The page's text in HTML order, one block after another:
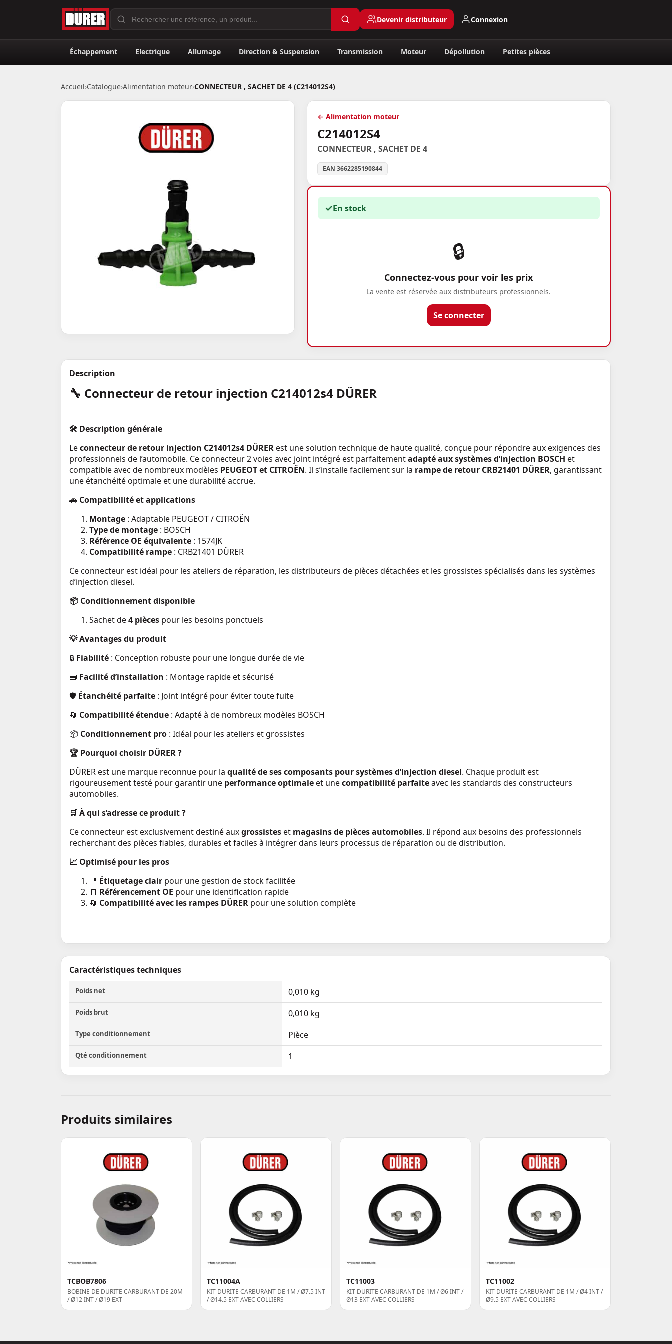
Devenir distributeur Connexion
Échappement Electrique Allumage Direction & Suspension Transmission Moteur Dépollution Petites pièces
Accueil›Catalogue›Alimentation moteur›CONNECTEUR , SACHET DE 4 (C214012S4)
← Alimentation moteur
C214012S4
CONNECTEUR , SACHET DE 4
EAN 3662285190844
✓En stock
🔒
Connectez-vous pour voir les prix
La vente est réservée aux distributeurs professionnels.
Se connecter
Description
🔧 Connecteur de retour injection C214012s4 DÜRER
🛠️ Description générale
Leconnecteur de retour injection C214012s4 DÜRERest une solution technique de haute qualité, conçue pour répondre aux exigences des
professionnels de l’automobile. Ce connecteur 2 voies avec joint intégré est parfaitementadapté aux systèmes d’injection BOSCH et
compatible avec de nombreux modèles PEUGEOT et CITROËN. Il s’installe facilement sur la rampe de retour CRB21401 DÜRER, garantissant
une étanchéité optimale et une durabilité accrue.
🚗 Compatibilité et applications
Montage : Adaptable PEUGEOT / CITROËN
Type de montage : BOSCH
Référence OE équivalente : 1574JK
Compatibilité rampe : CRB21401 DÜRER
Ce connecteur est idéal pour les ateliers de réparation, les distributeurs de pièces détachées et les grossistes spécialisés dans les systèmes
d’injection diesel.
📦 Conditionnement disponible
Sachet de4 pièces pour les besoins ponctuels
💡Avantages du produit
🔒 Fiabilité : Conception robuste pour une longue durée de vie
🧰 Facilité d’installation : Montage rapide et sécurisé
🛡️ Étanchéité parfaite : Joint intégré pour éviter toute fuite
🔄 Compatibilité étendue : Adapté à de nombreux modèles BOSCH
📦 Conditionnement pro : Idéal pour les ateliers et grossistes
🏆 Pourquoi choisir DÜRER ?
DÜRER est une marque reconnue pour la qualité de ses composants pour systèmes d’injection diesel. Chaque produit est
rigoureusement testé pour garantir une performance optimaleet unecompatibilité parfaiteavec les standards des constructeurs
automobiles.
🛒À qui s’adresse ce produit ?
Ce connecteur est exclusivement destiné auxgrossisteset magasins de pièces automobiles. Il répond aux besoins des professionnels
recherchant des pièces fiables, durables et faciles à intégrer dans leurs processus de réparation ou de distribution.
📈 Optimisé pour les pros
📍 Étiquetage clair pour une gestion de stock facilitée
🧾 Référencement OE pour une identification rapide
🔄 Compatibilité avec les rampes DÜRER pour une solution complète
Caractéristiques techniques
Poids net 0,010 kg
Poids brut 0,010 kg
Type conditionnement Pièce
Qté conditionnement 1
Produits similaires
TCBOB7806
BOBINE DE DURITE CARBURANT DE 20M
/ Ø12 INT / Ø19 EXT
TC11004A
KIT DURITE CARBURANT DE 1M / Ø7.5 INT
/ Ø14.5 EXT AVEC COLLIERS
TC11003
KIT DURITE CARBURANT DE 1M / Ø6 INT /
Ø13 EXT AVEC COLLIERS
TC11002
KIT DURITE CARBURANT DE 1M / Ø4 INT /
Ø9.5 EXT AVEC COLLIERS